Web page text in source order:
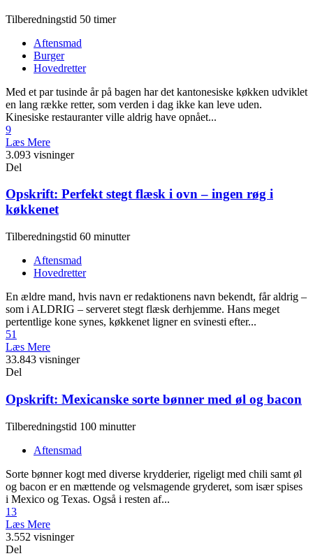
Tilberedningstid 50 timer
Aftensmad
Burger
Hovedretter
Med et par tusinde år på bagen har det kantonesiske køkken udviklet
en lang række retter, som verden i dag ikke kan leve uden.
Kinesiske restauranter ville aldrig have opnået...
9
Læs Mere
3.093 visninger
Del
Opskrift: Perfekt stegt flæsk i ovn – ingen røg i
køkkenet
Tilberedningstid 60 minutter
Aftensmad
Hovedretter
En ældre mand, hvis navn er redaktionens navn bekendt, får aldrig –
som i ALDRIG – serveret stegt flæsk derhjemme. Hans meget
pertentlige kone synes, køkkenet ligner en svinesti efter...
51
Læs Mere
33.843 visninger
Del
Opskrift: Mexicanske sorte bønner med øl og bacon
Tilberedningstid 100 minutter
Aftensmad
Sorte bønner kogt med diverse krydderier, rigeligt med chili samt øl
og bacon er en mættende og velsmagende gryderet, som især spises
i Mexico og Texas. Også i resten af...
13
Læs Mere
3.552 visninger
Del